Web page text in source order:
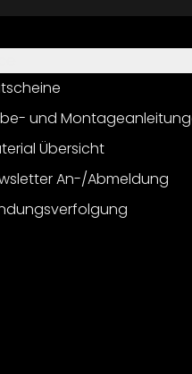
und
Übersicht
An-/Abmeldung